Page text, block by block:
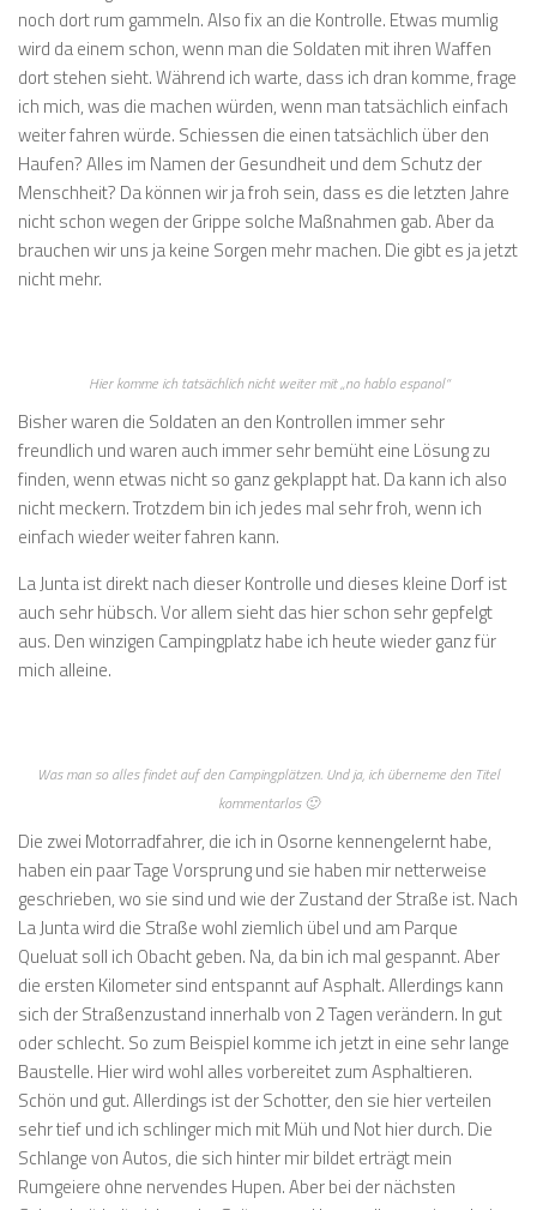
noch dort rum gammeln. Also fix an die Kontrolle. Etwas mumlig
wird da einem schon, wenn man die Soldaten mit ihren Waffen
dort stehen sieht. Während ich warte, dass ich dran komme, frage
ich mich, was die machen würden, wenn man tatsächlich einfach
weiter fahren würde. Schiessen die einen tatsächlich über den
Haufen? Alles im Namen der Gesundheit und dem Schutz der
Menschheit? Da können wir ja froh sein, dass es die letzten Jahre
nicht schon wegen der Grippe solche Maßnahmen gab. Aber da
brauchen wir uns ja keine Sorgen mehr machen. Die gibt es ja jetzt
nicht mehr.
Hier komme ich tatsächlich nicht weiter mit „no hablo espanol“
Bisher waren die Soldaten an den Kontrollen immer sehr
freundlich und waren auch immer sehr bemüht eine Lösung zu
finden, wenn etwas nicht so ganz gekplappt hat. Da kann ich also
nicht meckern. Trotzdem bin ich jedes mal sehr froh, wenn ich
einfach wieder weiter fahren kann.
La Junta ist direkt nach dieser Kontrolle und dieses kleine Dorf ist
auch sehr hübsch. Vor allem sieht das hier schon sehr gepfelgt
aus. Den winzigen Campingplatz habe ich heute wieder ganz für
mich alleine.
Was man so alles findet auf den Campingplätzen. Und ja, ich überneme den Titel
kommentarlos 🙂
Die zwei Motorradfahrer, die ich in Osorne kennengelernt habe,
haben ein paar Tage Vorsprung und sie haben mir netterweise
geschrieben, wo sie sind und wie der Zustand der Straße ist. Nach
La Junta wird die Straße wohl ziemlich übel und am Parque
Queluat soll ich Obacht geben. Na, da bin ich mal gespannt. Aber
die ersten Kilometer sind entspannt auf Asphalt. Allerdings kann
sich der Straßenzustand innerhalb von 2 Tagen verändern. In gut
oder schlecht. So zum Beispiel komme ich jetzt in eine sehr lange
Baustelle. Hier wird wohl alles vorbereitet zum Asphaltieren.
Schön und gut. Allerdings ist der Schotter, den sie hier verteilen
sehr tief und ich schlinger mich mit Müh und Not hier durch. Die
Schlange von Autos, die sich hinter mir bildet erträgt mein
Rumgeiere ohne nervendes Hupen. Aber bei der nächsten